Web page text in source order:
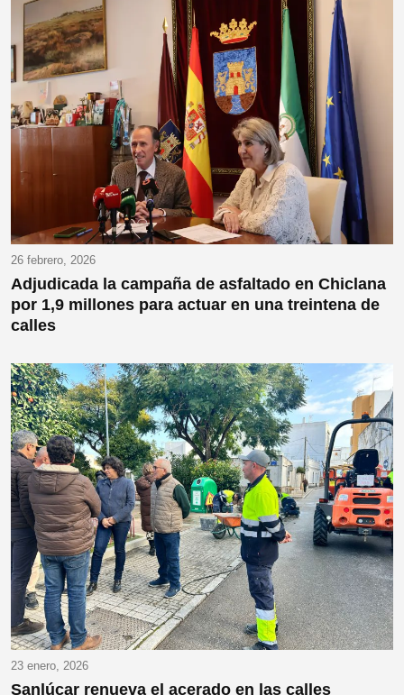
26 febrero, 2026
Adjudicada la campaña de asfaltado en Chiclana
por 1,9 millones para actuar en una treintena de
calles
23 enero, 2026
Sanlúcar renueva el acerado en las calles